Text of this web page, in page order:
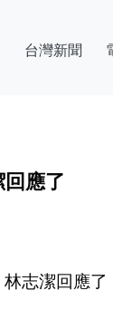
台灣新聞
應了
志潔回應了